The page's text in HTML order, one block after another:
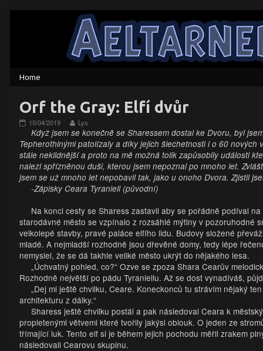
Orf the Gray: Elfí dvůr
Orf
the
Gray:
Elfí
dvůr
published
on
15/04/2019
Read
more
posts
by
the
author
of
Orf
the
Elfí
dvůr,
Lys
Když jsem se konečně se Sharessem dostal ke Dvoru, byl
Tepherothinými patolízaly a díky jejich šlechetnosti i o 60
stále neklidnější a proto na mě možná tolik zapůsobily události
nalezl spřízněnou duši, kterou jsem nepoznal po mnoho let.
jsem se už mnoho let nepobavil tak, jako u onoho Dvora. Zjistil
-Zápisky Ceara Tyraniell (původní)
Na konci cesty se Sharess zastavil aby se pořádně podíval
starodávné město se vzpínalo z rozsáhlé mýtiny v pozoruhodné
velkolepé stavby, pravé paláce elfího lidu. Budovy složené
mladé. A nejmladší rozhodně jsou dřevěné domy, tedy lépe
nemyslel, že se dá takhle veliké město ukrýt do nějakého lesa.
„Úchvatný pohled, co?“ Ozve se zpoza Shara Cearův
Rozhodně největší po pádu Tyraniellu. Až se dost vynadíváš,
„Dej mi ještě chvilku, Ceare. Koneckonců tu strávím nějaký
architekturu z dálky.“
Sharess ještě chvilku postál a pak následoval Ceara k
propletenými větvemi které tvořily jakýsi oblouk. O jeden ze
třímající luk. Tento elf si je během jejich pochodu měřil zrakem
následovali Cearovu skupinu.